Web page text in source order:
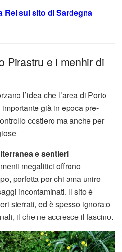
Rei sul sito di Sardegna
Pirastru e i menhir di
l’idea che l’area di Porto
già in epoca pre-
costiero ma anche per
e sentieri
megalitici offrono
perfetta per chi ama unire
incontaminati. Il sito è
sterrati, ed è spesso ignorato
il che ne accresce il fascino.